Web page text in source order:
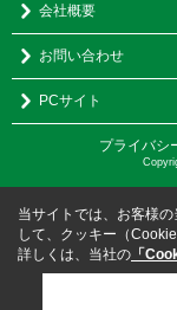
会社概要
お問い合わせ
PCサイト
プライバシ
当サイトでは、お客様
して、クッキー（
詳しくは、当社の 「